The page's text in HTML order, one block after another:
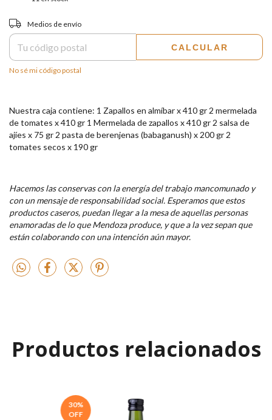
Entregas para el CP:
Medios de envío
CALCULAR
No sé mi código postal
Nuestra caja contiene: 1 Zapallos en almíbar x 410 gr 2 mermelada
de tomates x 410 gr 1 Mermelada de zapallos x 410 gr 2 salsa de
ajíes x 75 gr 2 pasta de berenjenas (babaganush) x 200 gr 2
tomates secos x 190 gr
Hacemos las conservas con la energía del trabajo mancomunado y
con un mensaje de responsabilidad social. Esperamos que estos
productos caseros, puedan llegar a la mesa de aquellas personas
enamoradas de lo que Mendoza produce, y que a la vez sepan que
están colaborando con una intención aún mayor.
Productos relacionados
30%
OFF